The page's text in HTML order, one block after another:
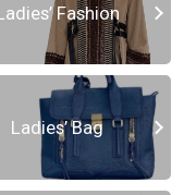
Fashion
Ladies’ Bag